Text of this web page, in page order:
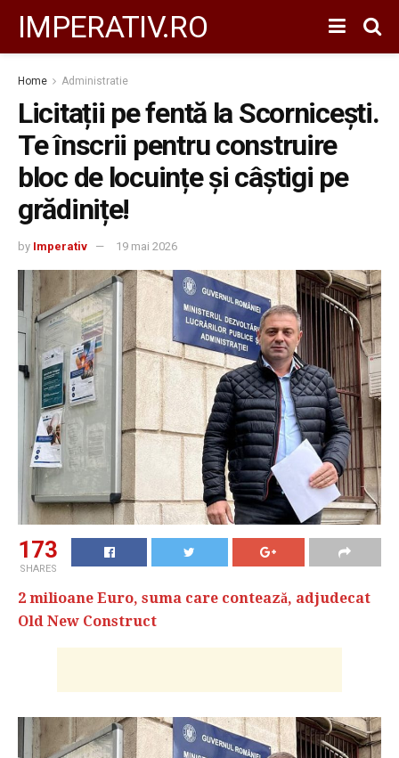
IMPERATIV.RO
Home Administratie
Licitații pe fentă la Scornicești.
Te înscrii pentru construire
bloc de locuințe și câștigi pe
grădinițe!
by Imperativ 19 mai 2026
173
SHARES
2 milioane Euro, suma care contează, adjudecat
Old New Construct